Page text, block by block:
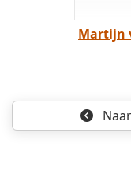
Martijn